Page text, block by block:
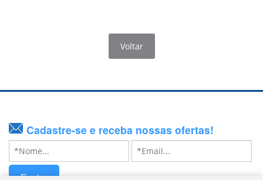
Voltar
Cadastre-se e receba nossas ofertas!
Enviar